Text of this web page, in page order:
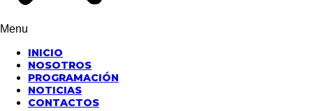
Menu
INICIO
NOSOTROS
PROGRAMACIÓN
NOTICIAS
CONTACTOS